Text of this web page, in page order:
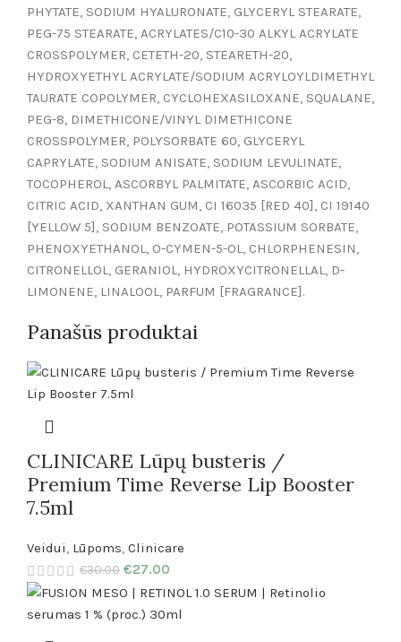
PHYTATE, SODIUM HYALURONATE, GLYCERYL STEARATE,
PEG-75 STEARATE, ACRYLATES/C10-30 ALKYL ACRYLATE
CROSSPOLYMER, CETETH-20, STEARETH-20,
HYDROXYETHYL ACRYLATE/SODIUM ACRYLOYLDIMETHYL
TAURATE COPOLYMER, CYCLOHEXASILOXANE, SQUALANE,
PEG-8, DIMETHICONE/VINYL DIMETHICONE
CROSSPOLYMER, POLYSORBATE 60, GLYCERYL
CAPRYLATE, SODIUM ANISATE, SODIUM LEVULINATE,
TOCOPHEROL, ASCORBYL PALMITATE, ASCORBIC ACID,
CITRIC ACID, XANTHAN GUM, CI 16035 [RED 40], CI 19140
[YELLOW 5], SODIUM BENZOATE, POTASSIUM SORBATE,
PHENOXYETHANOL, O-CYMEN-5-OL, CHLORPHENESIN,
CITRONELLOL, GERANIOL, HYDROXYCITRONELLAL, D-
LIMONENE, LINALOOL, PARFUM [FRAGRANCE].
Panašūs produktai
CLINICARE Lūpų busteris /
Premium Time Reverse Lip Booster
7.5ml
Veidui, Lūpoms, Clinicare
€30.00 €27.00